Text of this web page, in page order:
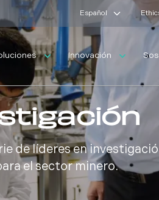
Español
Innovación
de líderes en
el sector minero.